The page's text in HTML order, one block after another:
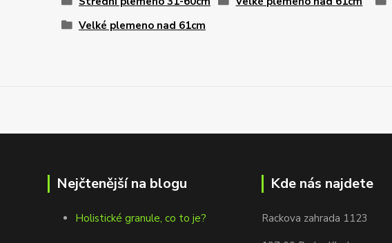
Velké plemeno nad 61cm
Nejčtenější na blogu
Holistické granule, co to je?
Kde nás najdete
Rackova zahrada 1123